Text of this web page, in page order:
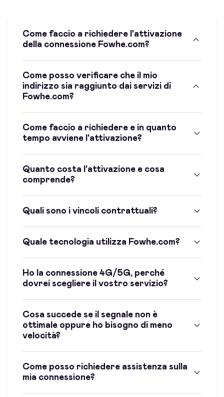
Come faccio a richiedere l'attivazione
della connessione Fowhe.com?
Come posso verificare che il mio
indirizzo sia raggiunto dai servizi di
Fowhe.com?
Come faccio a richiedere e in quanto
tempo avviene l'attivazione?
Quanto costa l'attivazione e cosa
comprende?
Quali sono i vincoli contrattuali?
Quale tecnologia utilizza Fowhe.com?
Ho la connessione 4G/5G, perché
dovrei scegliere il vostro servizio?
Cosa succede se il segnale non è
ottimale oppure ho bisogno di meno
velocità?
Come posso richiedere assistenza sulla
mia connessione?